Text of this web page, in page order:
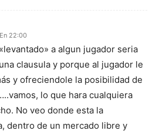
22:00
a algun jugador seria
clausula y porque al jugador le
y ofreciendole la posibilidad de
lo que hara cualquiera
No veo donde esta la
dentro de un mercado libre y